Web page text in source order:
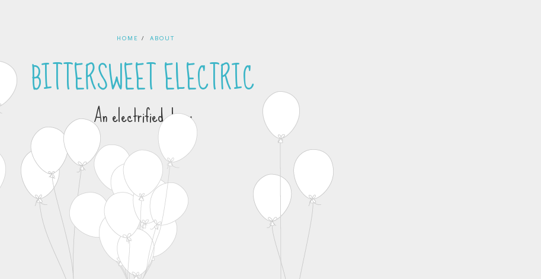
HOME ABOUT
BITTERSWEET ELECTRIC
An electrified diary